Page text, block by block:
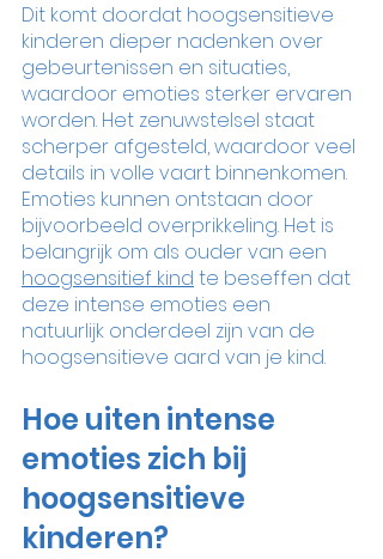
Dit komt doordat hoogsensitieve
kinderen dieper nadenken over
gebeurtenissen en situaties,
waardoor emoties sterker ervaren
worden. Het zenuwstelsel staat
scherper afgesteld, waardoor veel
details in volle vaart binnenkomen.
Emoties kunnen ontstaan door
bijvoorbeeld overprikkeling. Het is
belangrijk om als ouder van een
hoogsensitief kind te beseffen dat
deze intense emoties een
natuurlijk onderdeel zijn van de
hoogsensitieve aard van je kind.
Hoe uiten intense
emoties zich bij
hoogsensitieve
kinderen?